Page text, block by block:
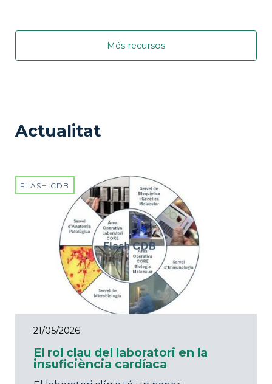
Més recursos
Actualitat
FLASH CDB
21/05/2026
El rol clau del laboratori en la
insuficiència cardíaca